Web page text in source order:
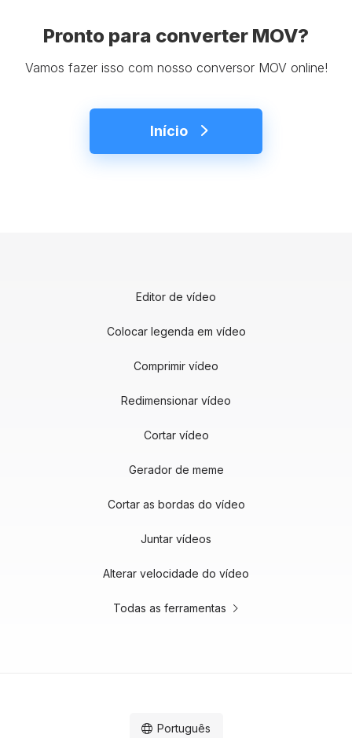
Pronto para converter MOV?
Vamos fazer isso com nosso conversor MOV online!
Início
Editor de vídeo
Colocar legenda em vídeo
Comprimir vídeo
Redimensionar vídeo
Cortar vídeo
Gerador de meme
Cortar as bordas do vídeo
Juntar vídeos
Alterar velocidade do vídeo
Todas as ferramentas
Português